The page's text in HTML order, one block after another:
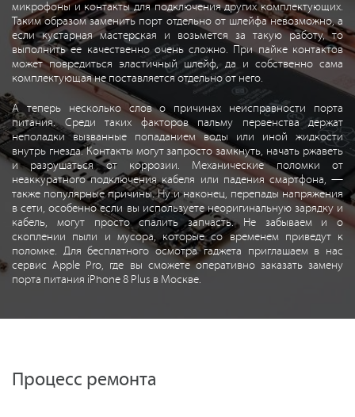
микрофоны и контакты для подключения других комплектующих.
Таким образом заменить порт отдельно от шлейфа невозможно, а
если кустарная мастерская и возьмется за такую работу, то
выполнить ее качественно очень сложно. При пайке контактов
может повредиться эластичный шлейф, да и собственно сама
комплектующая не поставляется отдельно от него.
А теперь несколько слов о причинах неисправности порта
питания. Среди таких факторов пальму первенства держат
неполадки вызванные попаданием воды или иной жидкости
внутрь гнезда. Контакты могут запросто замкнуть, начать ржаветь
и разрушаться от коррозии. Механические поломки от
неаккуратного подключения кабеля или падения смартфона, —
также популярные причины. Ну и наконец, перепады напряжения
в сети, особенно если вы используете неоригинальную зарядку и
кабель, могут просто спалить запчасть. Не забываем и о
скоплении пыли и мусора, которые со временем приведут к
поломке. Для бесплатного осмотра гаджета приглашаем в нас
сервис Apple Pro, где вы сможете оперативно заказать замену
порта питания iPhone 8 Plus в Москве.
Процесс ремонта